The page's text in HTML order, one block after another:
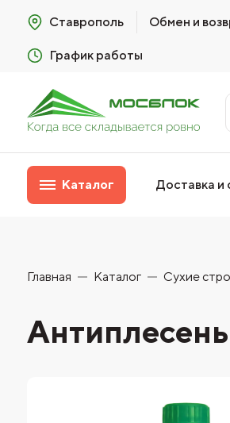
Ставрополь Обмен и
График работы
Каталог Доставка и
Главная Каталог Сухие